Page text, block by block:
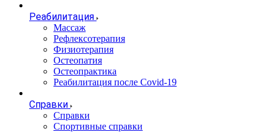
Реабилитация
Массаж
Рефлексотерапия
Физиотерапия
Остеопатия
Остеопрактика
Реабилитация после Covid-19
Справки
Справки
Спортивные справки